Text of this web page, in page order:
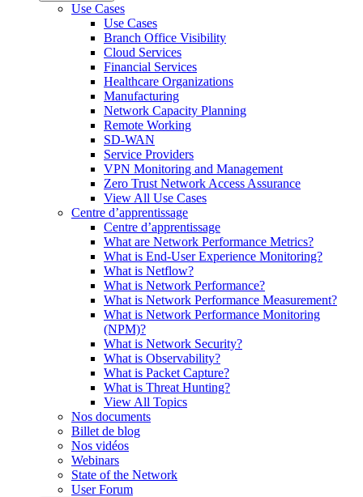
Use Cases
Use Cases
Branch Office Visibility
Cloud Services
Financial Services
Healthcare Organizations
Manufacturing
Network Capacity Planning
Remote Working
SD-WAN
Service Providers
VPN Monitoring and Management
Zero Trust Network Access Assurance
View All Use Cases
Centre d’apprentissage
Centre d’apprentissage
What are Network Performance Metrics?
What is End-User Experience Monitoring?
What is Netflow?
What is Network Performance?
What is Network Performance Measurement?
What is Network Performance Monitoring
(NPM)?
What is Network Security?
What is Observability?
What is Packet Capture?
What is Threat Hunting?
View All Topics
Nos documents
Billet de blog
Nos vidéos
Webinars
State of the Network
User Forum